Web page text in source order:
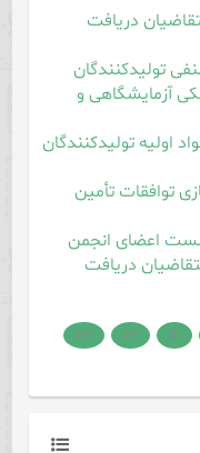
متقاضیان دریافت
صنفی تولیدکنندگان
آزمایشگاهی و
مواد اولیه تولیدکنندگان
توافقات تأمین
متقاضیان دریافت
۵۱ ۵۲
۵۳